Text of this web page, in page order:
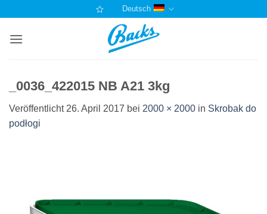
springen
Deutsch
_0036_422015 NB A21 3kg
Veröffentlicht 26. April 2017 bei 2000 × 2000 in Skrobak do
podłogi